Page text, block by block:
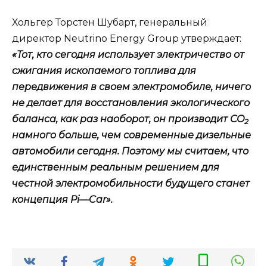
Хольгер Торстен Шубарт, генеральный
директор Neutrino Energy Group утверждает:
«Тот, кто сегодня использует электричество от
сжигания ископаемого топлива для
передвижения в своем электромобиле, ничего
не делает для восстановления экологического
баланса, как раз наоборот, он производит CO2
намного больше, чем современные дизельные
автомобили сегодня. Поэтому мы считаем, что
единственным реальным решением для
честной электромобильности будущего станет
концепция Pi—Car».